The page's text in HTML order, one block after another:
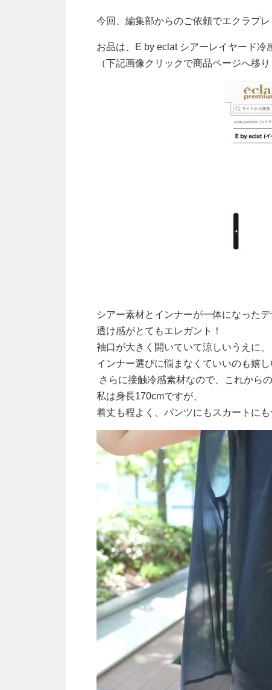
今回、編集部からのご依頼でエクラプ
お品は、︎E by eclat シアーレイヤード冷
（下記画像クリックで商品ページへ移り
シアー素材とインナーが一体になったデ
透け感がとてもエレガント！
袖口が大きく開いていて涼しいうえに、
インナー選びに悩まなくていいのも嬉し
さらに接触冷感素材なので、これから
私は身長170cmですが、
着丈も程よく、パンツにもスカートに